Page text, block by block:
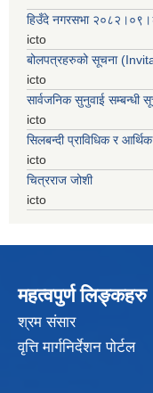
हिउँदे नगरसभा
icto
बोलपत्रहरुको सूचना
icto
सार्वजनिक सुनुवाई सम्बन्धी
icto
सिलबन्दी प्राविधिक र
icto
चित्रराज जोशी
icto
महत्वपुर्ण लिङ्कहरु
श्रम संसार
वृत्ति मार्गनिर्देशन पोर्टल